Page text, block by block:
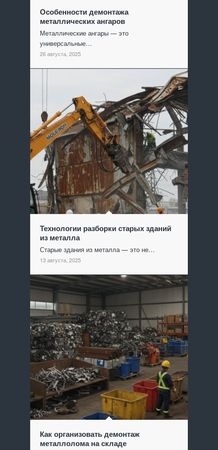
Особенности демонтажа
металлических ангаров
Металлические ангары — это
универсальные…
26 августа, 2025
Технологии разборки старых зданий
из металла
Старые здания из металла — это не…
13 августа, 2025
Как организовать демонтаж
металлолома на складе